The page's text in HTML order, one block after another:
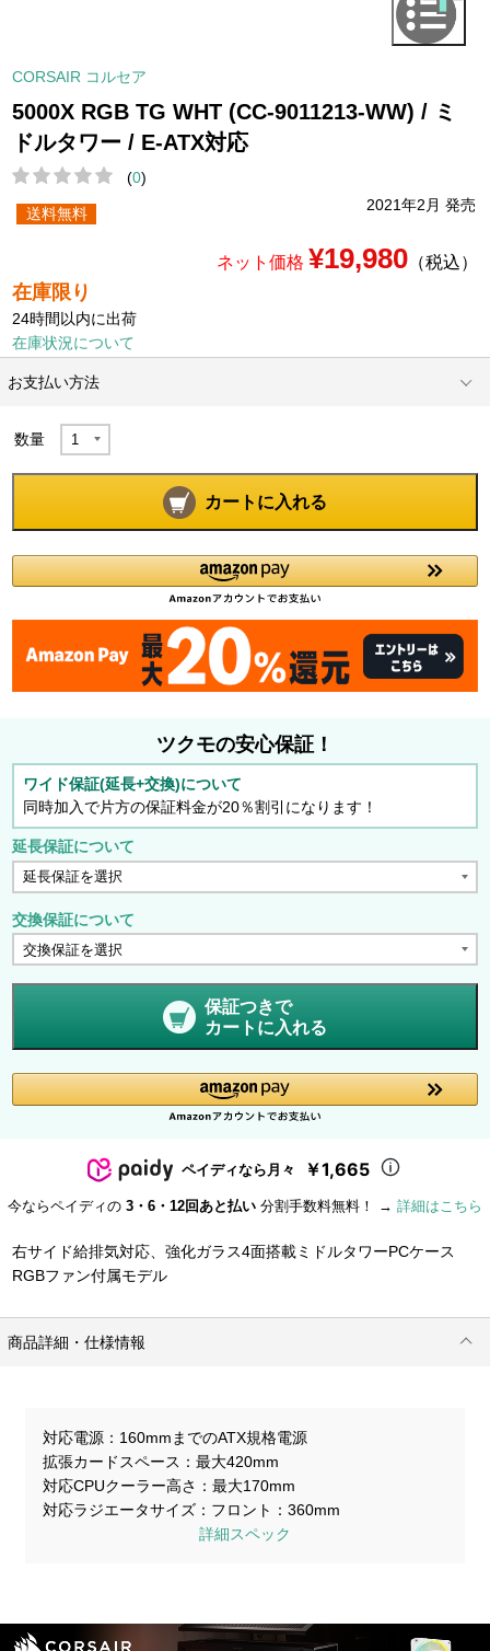
CORSAIR コルセア
5000X RGB TG WHT (CC-9011213-WW) / ミ
ドルタワー / E-ATX対応
(0)
2021年2月 発売
送料無料
ネット価格 ¥19,980（税込）
在庫限り
24時間以内に出荷
在庫状況について
お支払い方法
数量
カートに入れる
ツクモの安心保証！
ワイド保証(延長+交換)について
同時加入で片方の保証料金が20％割引になります！
延長保証について
交換保証について
保証つきで
カートに入れる
ペイディなら月々 ￥1,665
今ならペイディの 3・6・12回あと払い 分割手数料無料！ → 詳細はこちら
右サイド給排気対応、強化ガラス4面搭載ミドルタワーPCケース
RGBファン付属モデル
商品詳細・仕様情報
対応電源
160mmまでのATX規格電源
拡張カードスペース
最大420mm
対応CPUクーラー高さ
最大170mm
対応ラジエータサイズ
フロント：360mm
詳細スペック